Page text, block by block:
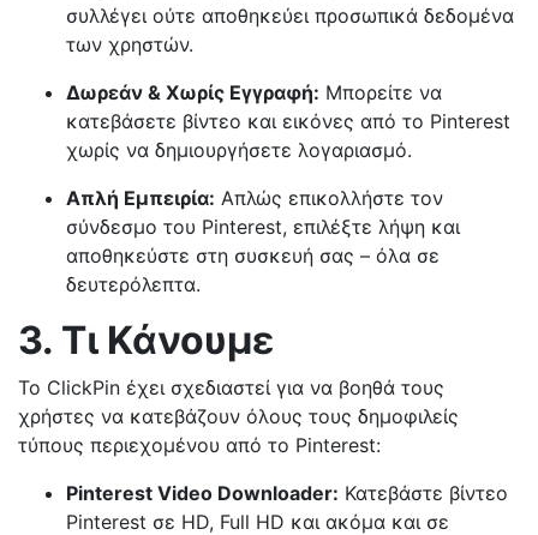
συλλέγει ούτε αποθηκεύει προσωπικά δεδομένα
των χρηστών.
Δωρεάν & Χωρίς Εγγραφή: Μπορείτε να
κατεβάσετε βίντεο και εικόνες από το Pinterest
χωρίς να δημιουργήσετε λογαριασμό.
Απλή Εμπειρία: Απλώς επικολλήστε τον
σύνδεσμο του Pinterest, επιλέξτε λήψη και
αποθηκεύστε στη συσκευή σας – όλα σε
δευτερόλεπτα.
3. Τι Κάνουμε
Το ClickPin έχει σχεδιαστεί για να βοηθά τους
χρήστες να κατεβάζουν όλους τους δημοφιλείς
τύπους περιεχομένου από το Pinterest:
Pinterest Video Downloader: Κατεβάστε βίντεο
Pinterest σε HD, Full HD και ακόμα και σε